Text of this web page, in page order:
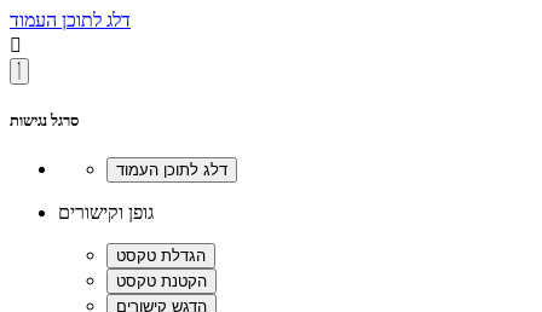
דלג לתוכן העמוד

סרגל נגישות
גופן וקישורים